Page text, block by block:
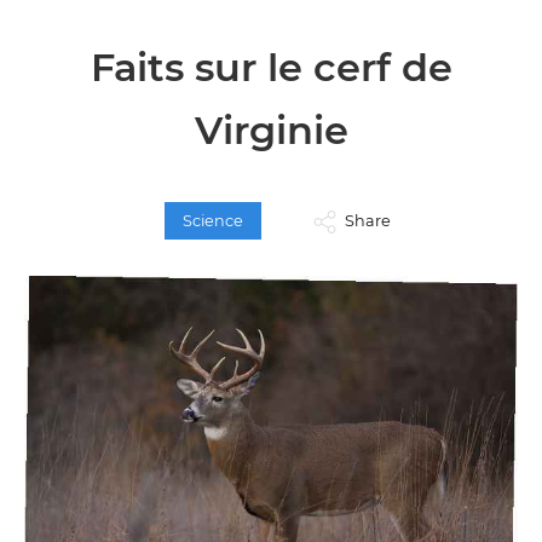
Faits sur le cerf de
Virginie
Science Share